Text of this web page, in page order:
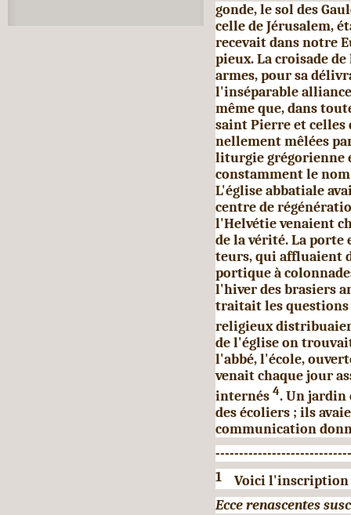
gonde, le sol des
celle de Jérusalem,
rece­vait dans notre
pieux. La croisade
armes, pour sa
l'inséparable alliance
même que, dans
saint Pierre et
nellement mêlées
liturgie gré­gorienne
constamment le
L'église abbatiale
centre de
l'Helvétie venaient
de la vérité. La
teurs, qui affluaient
portique à
l'hiver des brasiers
traitait les questions
religieux
de l'église on
l'abbé, l'école,
venait chaque jour
internés 4. Un jardin
des écoliers ; ils
communication
-----------------------------
1 Voici l'inscription
Ecce renascentes